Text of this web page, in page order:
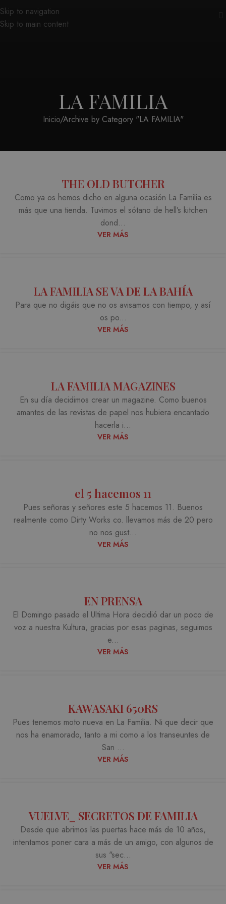
Skip to navigation
Skip to main content
LA FAMILIA
Inicio Archive by Category "LA FAMILIA"
THE OLD BUTCHER
Como ya os hemos dicho en alguna ocasión La Familia es
más que una tienda. Tuvimos el sótano de hell’s kitchen
dond...
VER MÁS
LA FAMILIA SE VA DE LA BAHÍA
Para que no digáis que no os avisamos con tiempo, y así
os po...
VER MÁS
LA FAMILIA MAGAZINES
En su día decidimos crear un magazine. Como buenos
amantes de las revistas de papel nos hubiera encantado
hacerla i...
VER MÁS
el 5 hacemos 11
Pues señoras y señores este 5 hacemos 11. Buenos
realmente como Dirty Works co. llevamos más de 20 pero
no nos gust...
VER MÁS
EN PRENSA
El Domingo pasado el Ultima Hora decidió dar un poco de
voz a nuestra Kultura, gracias por esas paginas, seguimos
e...
VER MÁS
KAWASAKI 650RS
Pues tenemos moto nueva en La Familia. Ni que decir que
nos ha enamorado, tanto a mi como a los transeuntes de
San ...
VER MÁS
VUELVE_ SECRETOS DE FAMILIA
Desde que abrimos las puertas hace más de 10 años,
intentamos poner cara a más de un amigo, con algunos de
sus "sec...
VER MÁS